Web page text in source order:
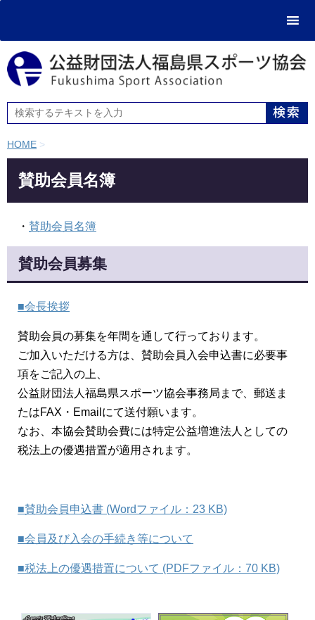
HOME >
賛助会員名簿
・ 賛助会員名簿
賛助会員募集
■会長挨拶
賛助会員の募集を年間を通して行っております。
ご加入いただける方は、賛助会員入会申込書に必要事
項をご記入の上、
公益財団法人福島県スポーツ協会事務局まで、郵送ま
たはFAX・Emailにて送付願います。
なお、本協会賛助会費には特定公益増進法人としての
税法上の優遇措置が適用されます。
■賛助会員申込書 (Wordファイル：23 KB)
■会員及び入会の手続き等について
■税法上の優遇措置について (PDFファイル：70 KB)